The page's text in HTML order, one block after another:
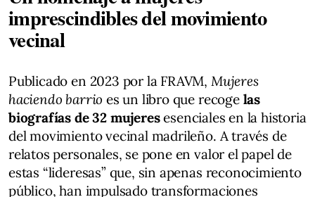
imprescindibles del movimiento
vecinal
Publicado en 2023 por la FRAVM, Mujeres
haciendo barrio es un libro que recoge las
biografías de 32 mujeresesenciales en la historia
del movimiento vecinal madrileño. A través de
relatos personales, se pone en valor el papel de
estas “lideresas” que, sin apenas reconocimiento
público, han impulsado transformaciones